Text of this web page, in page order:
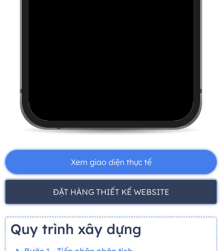
Xem giao diện thực tế
ĐẶT HÀNG THIẾT KẾ WEBSITE
Quy trình xây dựng